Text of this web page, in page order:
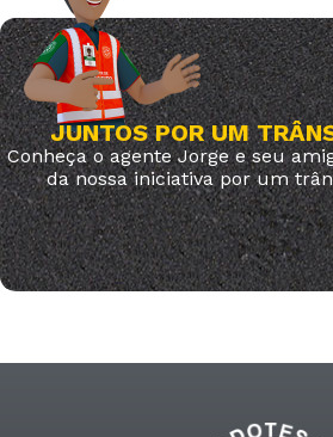
JUNTOS POR UM
Conheça o agente Jorge e seu
da nossa iniciativa por um